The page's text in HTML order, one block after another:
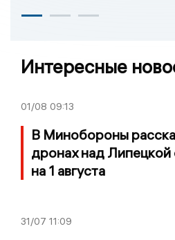
Интересные
01/08 09:13
В Минобороны
дронах над Липецкой
на 1 августа
31/07 11:09